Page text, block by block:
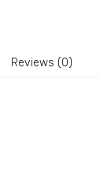
Reviews (0)